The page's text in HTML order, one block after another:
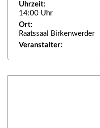
Uhrzeit:
14:00 Uhr
Ort:
Raatssaal Birkenwerder
Veranstalter: